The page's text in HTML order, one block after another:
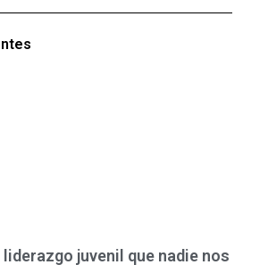
juvenil que nadie nos